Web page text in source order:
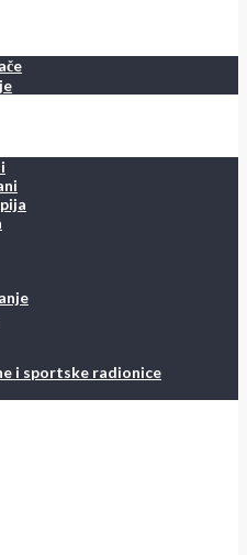
i sportske radionice